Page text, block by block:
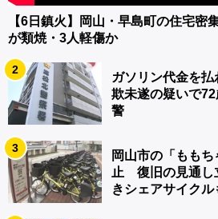
【6日鎮火】岡山・早島町の住宅
が類焼・3人軽傷か
2
ガソリン代金を
欺未遂の疑いで
警
3
岡山市の「もも
止 復旧の見通
きシェアサイクル